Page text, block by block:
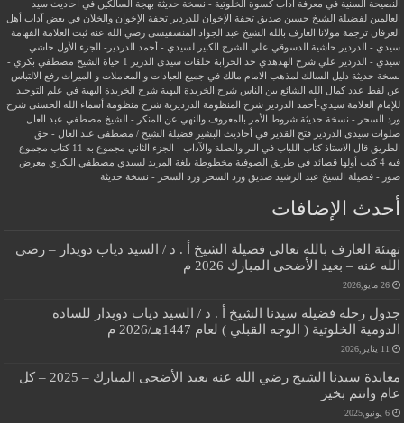
النصيحة السنية في معرفة آداب كسوة الخلوتية - نسخة حديثة بهجة السالكين في أحاديث سيد
العالمين لفضيلة الشيخ حسين صديق
تحفة الإخوان للدردير تحفة الإخوان والخلان في بعض آداب أهل
العرفان ترجمة مولانا العارف بالله الشيخ عبد الجواد المنسفيسى رضي الله عنه ثبت العلامة الفهامة
سيدي - الدردير
حاشية الدسوقي علي الشرح الكبير لسيدي - أحمد الدردير- الجزء الأول حاشي
سيدي - الدردير علي شرح الهدهدي حد الحرابة حلقات سيدى الدرير 1
حياة الشيخ مصطفي بكري -
نسخة حديثة دليل السالك لمذهب الامام مالك في جميع العبادات و المعاملات و الميراث رفع الالتباس
عن لفظ عدد كمال الله الشائع بين الناس شرح الخريدة البهية شرح الخريدة البهية في علم التوحيد
للإمام العلامة سيدي-أحمد الدردير شرح المنظومة الدرديرية شرح منظومة أسماء الله الحسنى شرح
ورد السحر - نسخة حديثة شروط الأمر بالمعروف والنهي عن المنكر - الشيخ مصطفي عبد العال
صلوات سيدى الدردير فتح القدير في أحاديث البشير فضيلة الشيخ / مصطفى عبد العال - حق
الطريق
قال الاستاذ كتاب اللباب في البر والصلة والآداب - الجزء الثاني مجموع به 11 كتاب
مجموع
فيه 4 كتب أولها قصائد في طريق الصوفية
مخطوطة بلغة المريد لسيدي مصطفي البكري معرض
صور - فضيلة الشيخ عبد الرشيد صديق
ورد السحر ورد السحر - نسخة حديثة
أحدث الإضافات
تهنئة العارف بالله تعالي فضيلة الشيخ أ . د / السيد دياب دويدار – رضي
الله عنه – بعيد الأضحى المبارك 2026 م
26 مايو,2026
جدول رحلة فضيلة سيدنا الشيخ أ . د / السيد دياب دويدار للسادة
الدومية الخلوتية ( الوجه القبلي ) لعام 1447هـ/2026 م
11 يناير,2026
معايدة سيدنا الشيخ رضي الله عنه بعيد الأضحى المبارك – 2025 – كل
عام وانتم بخير
6 يونيو,2025